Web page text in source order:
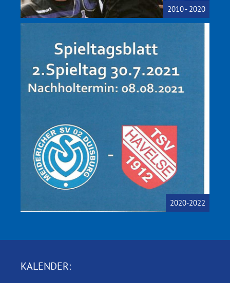
2010 - 2020
2020-2022
KALENDER: